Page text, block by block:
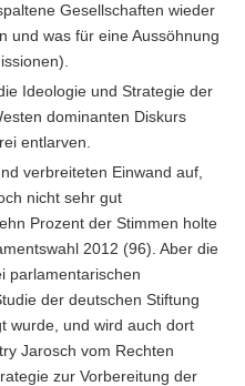
Gesellschaften wieder
und was für eine Aussöhnung
Ideologie und Strategie der
dominanten Diskurs
entlarven.
verbreiteten Einwand auf,
nicht sehr gut
Prozent der Stimmen holte
2012 (96). Aber die
parlamentarischen
der deutschen Stiftung
wurde, und wird auch dort
Jarosch vom Rechten
zur Vorbereitung der